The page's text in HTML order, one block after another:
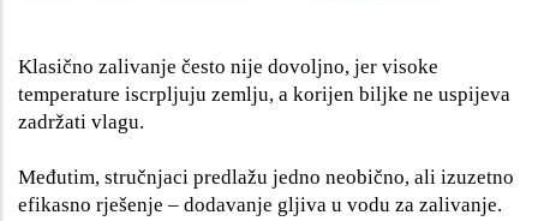
Klasično zalivanje često nije dovoljno, jer visoke
temperature iscrpljuju zemlju, a korijen biljke ne uspijeva
zadržati vlagu.
Međutim, stručnjaci predlažu jedno neobično, ali izuzetno
efikasno rješenje – dodavanje gljiva u vodu za zalivanje.